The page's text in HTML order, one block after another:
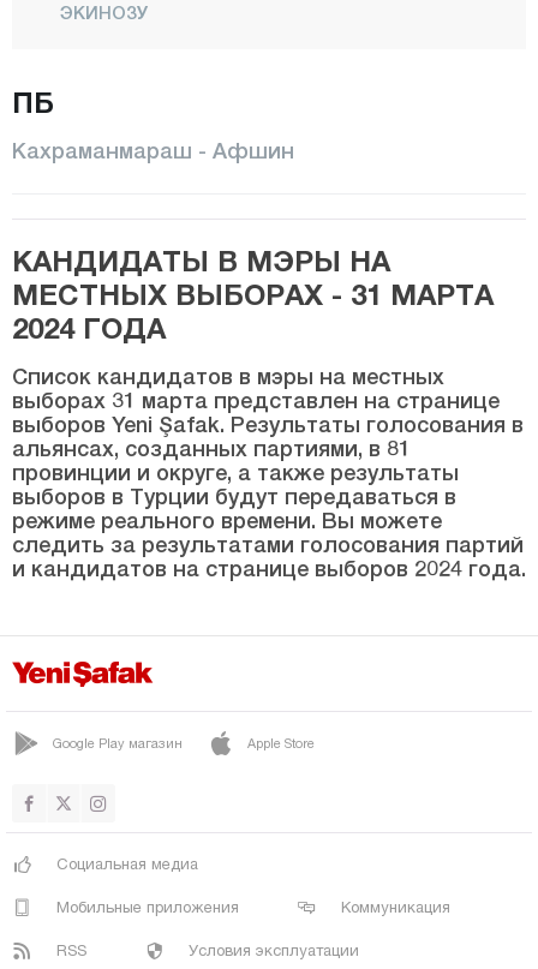
ЭКИНОЗУ
ПАЗАРДЖИК
ТЮРКОГЛУ
Карабюк
Карс
Кастамону
Кайсери
Килис
Кырыккале
Кыршехир
Коджаэли
Малатья
ПБ
Кахраманмараш - Афшин
КАНДИДАТЫ В МЭРЫ НА
МЕСТНЫХ ВЫБОРАХ - 31 МАРТА
2024 ГОДА
Список кандидатов в мэры на местных
выборах 31 марта представлен на странице
выборов Yeni Şafak. Результаты голосования в
альянсах, созданных партиями, в 81
провинции и округе, а также результаты
выборов в Турции будут передаваться в
режиме реального времени. Вы можете
следить за результатами голосования партий
и кандидатов на странице выборов 2024 года.
Google Play магазин Apple Store
Социальная медиа
Мобильные приложения Коммуникация
RSS Условия эксплуатации